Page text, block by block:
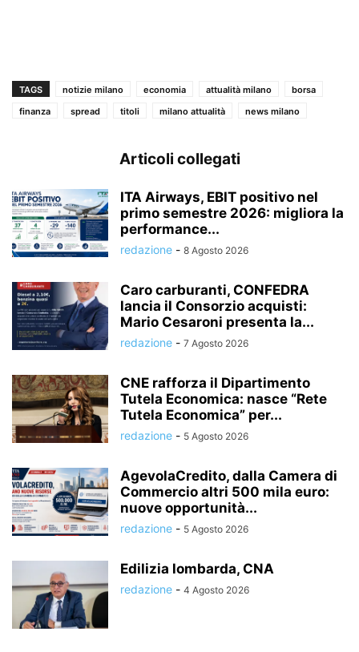
TAGS notizie milano economia attualità milano
borsa
finanza
spread titoli milano attualità news milano
Articoli collegati
ITA Airways, EBIT positivo nel
primo semestre 2026: migliora la
performance...
redazione - 8 Agosto 2026
Caro carburanti, CONFEDRA
lancia il Consorzio acquisti:
Mario Cesaroni presenta la...
redazione - 7 Agosto 2026
CNE rafforza il Dipartimento
Tutela Economica: nasce “Rete
Tutela Economica” per...
redazione - 5 Agosto 2026
AgevolaCredito, dalla Camera di
Commercio altri 500 mila euro:
nuove opportunità...
redazione - 5 Agosto 2026
Edilizia lombarda, CNA
redazione - 4 Agosto 2026